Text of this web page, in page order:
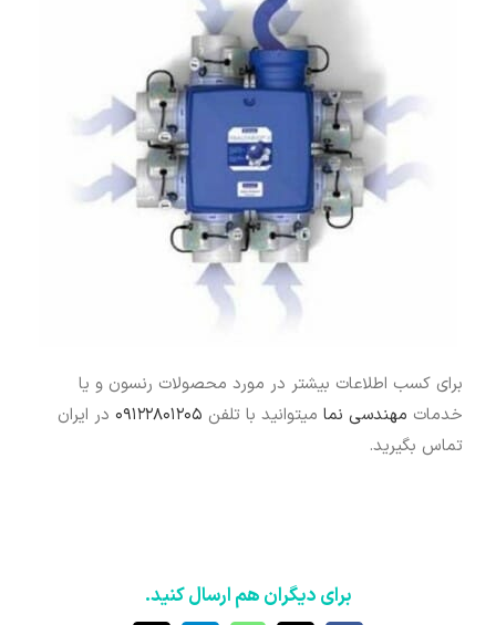
برای کسب اطلاعات بیشتر در مورد محصولات رنسون و یا
خدمات مهندسی نما میتوانید با تلفن ۰۹۱۲۲۸۰۱۲۰۵ در ایران
تماس بگیرید.
برای دیگران هم ارسال کنید.